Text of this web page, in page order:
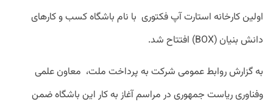
اولین کارخانه استارت آپ فکتوری با نام باشگاه کسب و کارهای
دانش بنیان(BOX) افتتاح شد.
به گزارش روابط عمومی شرکت به پرداخت ملت، معاون علمی
وفناوری ریاست جمهوری در مراسم آغاز به کار این باشگاه ضمن